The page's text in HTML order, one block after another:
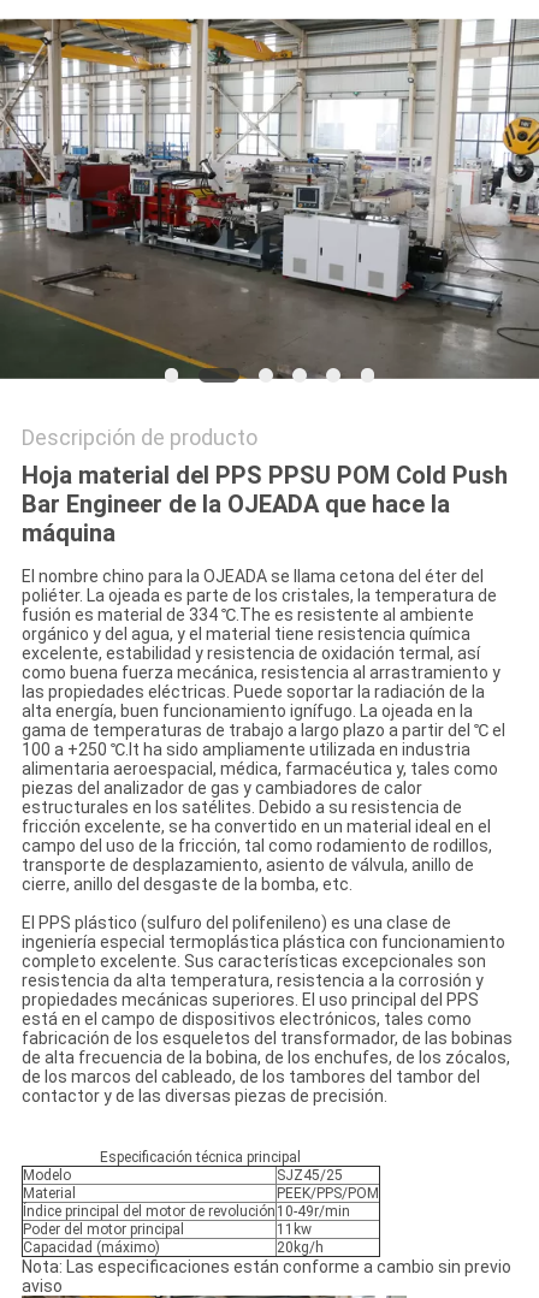
PRIVACY
POLICY
Descripción de producto
Hoja material del PPS PPSU POM Cold Push
Bar Engineer de la OJEADA que hace la
máquina
El nombre chino para la OJEADA se llama cetona del éter del
poliéter. La ojeada es parte de los cristales, la temperatura de
fusión es material de 334 ℃.The es resistente al ambiente
orgánico y del agua, y el material tiene resistencia química
excelente, estabilidad y resistencia de oxidación termal, así
como buena fuerza mecánica, resistencia al arrastramiento y
las propiedades eléctricas. Puede soportar la radiación de la
alta energía, buen funcionamiento ignífugo. La ojeada en la
gama de temperaturas de trabajo a largo plazo a partir del ℃ el
100 a +250 ℃.It ha sido ampliamente utilizada en industria
alimentaria aeroespacial, médica, farmacéutica y, tales como
piezas del analizador de gas y cambiadores de calor
estructurales en los satélites. Debido a su resistencia de
fricción excelente, se ha convertido en un material ideal en el
campo del uso de la fricción, tal como rodamiento de rodillos,
transporte de desplazamiento, asiento de válvula, anillo de
cierre, anillo del desgaste de la bomba, etc.
El PPS plástico (sulfuro del polifenileno) es una clase de
ingeniería especial termoplástica plástica con funcionamiento
completo excelente. Sus características excepcionales son
resistencia da alta temperatura, resistencia a la corrosión y
propiedades mecánicas superiores. El uso principal del PPS
está en el campo de dispositivos electrónicos, tales como
fabricación de los esqueletos del transformador, de las bobinas
de alta frecuencia de la bobina, de los enchufes, de los zócalos,
de los marcos del cableado, de los tambores del tambor del
contactor y de las diversas piezas de precisión.
Especificación técnica principal
Modelo
SJZ45/25
Material
PEEK/PPS/POM
Índice principal del motor de revolución 10-49r/min
Poder del motor principal
11kw
Capacidad (máximo)
20kg/h
Nota: Las especificaciones están conforme a cambio sin previo
aviso